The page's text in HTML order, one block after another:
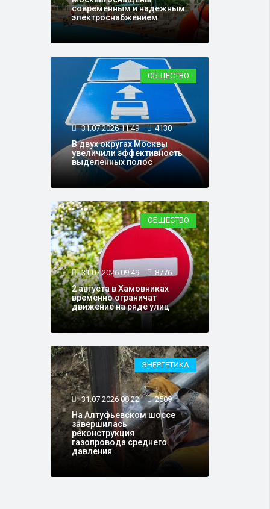
современным и надежным
электроснабжением
ОБЩЕСТВО
31.07.2026 11:49 4130
В двух округах Москвы
увеличили эффективность
выделенных полос
ОБЩЕСТВО
31.07.2026 09:49 8776
2 августа в Хамовниках
временно ограничат
движение на ряде улиц
ЭНЕРГЕТИКА
31.07.2026 08:22 2509
На Алтуфьевском шоссе
завершилась
реконструкция
газопровода среднего
давления